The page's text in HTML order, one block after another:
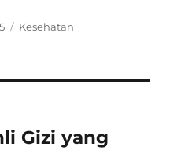
Categories
Kesehatan
Gizi yang